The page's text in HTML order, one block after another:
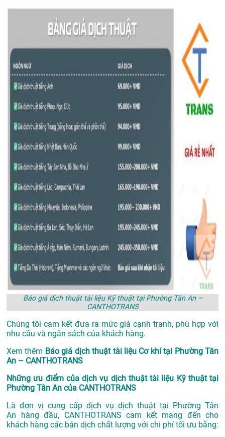
Báo giá dịch thuật tài liệu Kỹ thuật tại Phường Tân An –
CANTHOTRANS
Chúng tôi cam kết đưa ra mức giá cạnh tranh, phù hợp với
nhu cầu và ngân sách của khách hàng.
Xem thêm Báo giá dịch thuật tài liệu Cơ khí tại Phường Tân
An – CANTHOTRANS
Những ưu điểm của dịch vụ dịch thuật tài liệu Kỹ thuật tại
Phường Tân An của CANTHOTRANS
Là đơn vị cung cấp dịch vụ dịch thuật tại Phường Tân
An hàng đầu, CANTHOTRANS cam kết mang đến cho
khách hàng các bản dịch chất lượng với chi phí tối ưu bằng: